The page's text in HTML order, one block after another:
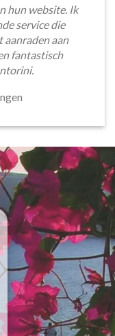
hun website. Ik
service die
aanraden aan
fantastisch